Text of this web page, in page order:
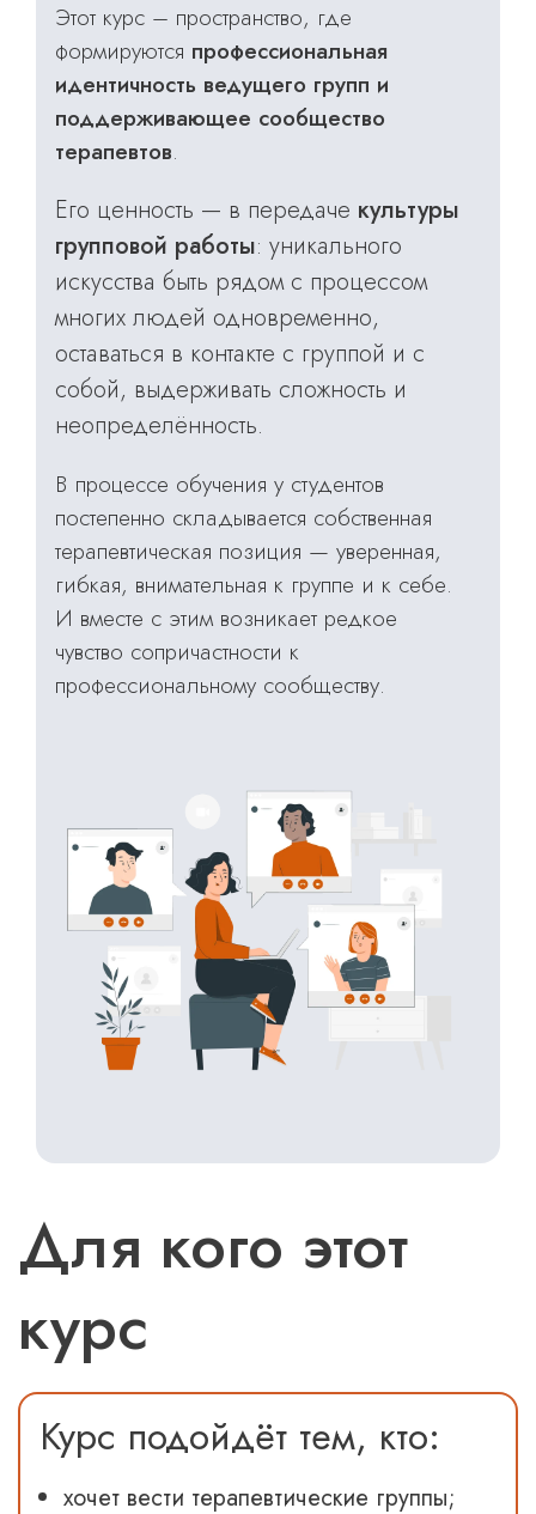
Этот курс – пространство, где
формируются профессиональная
идентичность ведущего групп и
поддерживающее сообщество
терапевтов.
Его ценность — в передаче культуры
групповой работы: уникального
искусства быть рядом с процессом
многих людей одновременно,
оставаться в контакте с группой и с
собой, выдерживать сложность и
неопределённость.
В процессе обучения у студентов
постепенно складывается собственная
терапевтическая позиция — уверенная,
гибкая, внимательная к группе и к себе.
И вместе с этим возникает редкое
чувство сопричастности к
профессиональному сообществу.
Для кого этот
курс
Курс подойдёт тем, кто:
хочет вести терапевтические группы;